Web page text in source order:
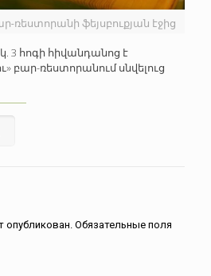
ռեստորանի ֆեյսբուքյան էջից
3 հոգի հիվանդանոց է
բար-ռեստորանում սնվելուց
опубликован. Обязательные поля